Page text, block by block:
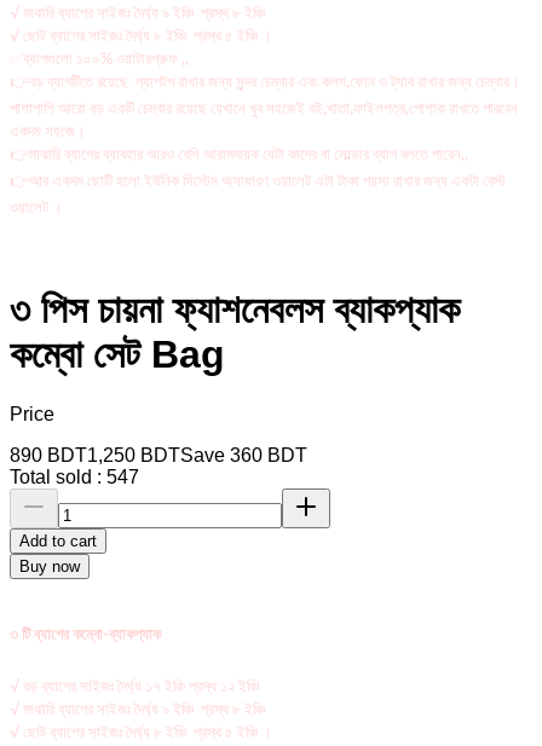
√ মাঝারি ব্যাগের সাইজঃ দৈর্ঘ্য ৯ ইঞ্চি প্রস্থ ৮ ইঞ্চি
√ ছোট ব্যাগের সাইজঃ দৈর্ঘ্য ৮ ইঞ্চি প্রস্থ ৫ ইঞ্চি ।
✅ব্যাগগুলো ১০০% ওয়াটারপ্রুফ ,,
👉বড় ব্যাগটিতে রয়েছে ল্যাপটপ রাখার জন্য সুন্দর চেম্বার এবং কলম,ফোন ও ট্যাব রাখার জন্য চেম্বার।
পাশাপাশি আরো বড় একটি চেম্বার রয়েছে যেখানে খুব সহজেই বই,খাতা,ফাইলপত্র,পোশাক রাখতে পারবেন
একদম সহজে।
👉মাঝারি ব্যাগের ব্যাবহার আরও বেশি আরামদায়ক যেটা কাদের বা সোল্ডার ব্যাগ বলতে পারেন,,
👉আর একদম ছোটি হলো ইউনিক সিস্টেম অসাধারণ ওয়ালেট এটা টাকা পয়সা রাখার জন্য একটা বেস্ট
ওয়ালেট ।
৩ পিস চায়না ফ্যাশনেবলস ব্যাকপ্যাক
কম্বো সেট Bag
Price
890 BDT1,250 BDTSave 360 BDT
Total sold : 547
Add to cart
Buy now
৩ টি ব্যাগের কম্বো-ব্যাকপ্যাক
√ বড় ব্যাগের সাইজঃ দৈর্ঘ্য ১৭ ইঞ্চি প্রস্থ ১২ ইঞ্চি
√ মাঝারি ব্যাগের সাইজঃ দৈর্ঘ্য ৯ ইঞ্চি প্রস্থ ৮ ইঞ্চি
√ ছোট ব্যাগের সাইজঃ দৈর্ঘ্য ৮ ইঞ্চি প্রস্থ ৫ ইঞ্চি ।